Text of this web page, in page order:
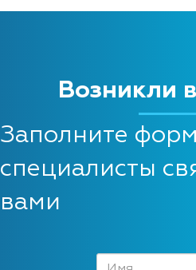
Возникли
Заполните
специалисты
вами